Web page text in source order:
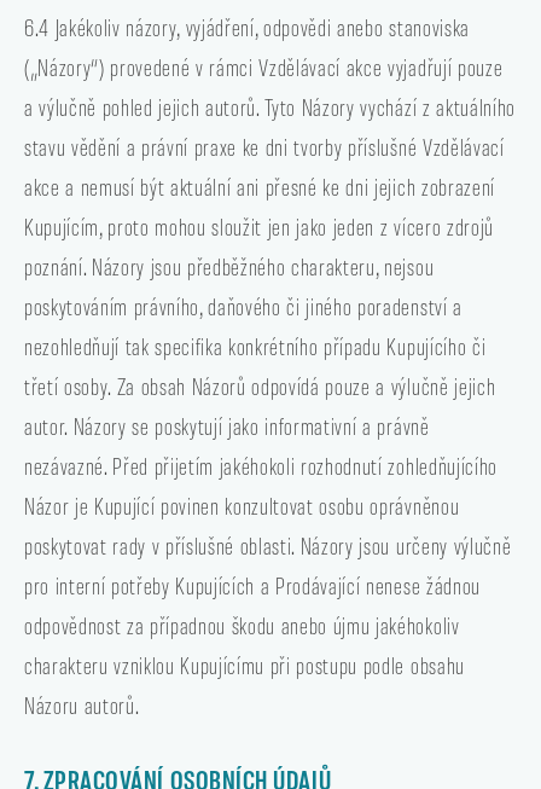
6.4 Jakékoliv názory, vyjádření, odpovědi anebo stanoviska
(„Názory“) provedené v rámci Vzdělávací akce vyjadřují pouze
a výlučně pohled jejich autorů. Tyto Názory vychází z aktuálního
stavu vědění a právní praxe ke dni tvorby příslušné Vzdělávací
akce a nemusí být aktuální ani přesné ke dni jejich zobrazení
Kupujícím, proto mohou sloužit jen jako jeden z vícero zdrojů
poznání. Názory jsou předběžného charakteru, nejsou
poskytováním právního, daňového či jiného poradenství a
nezohledňují tak specifika konkrétního případu Kupujícího či
třetí osoby. Za obsah Názorů odpovídá pouze a výlučně jejich
autor. Názory se poskytují jako informativní a právně
nezávazné. Před přijetím jakéhokoli rozhodnutí zohledňujícího
Názor je Kupující povinen konzultovat osobu oprávněnou
poskytovat rady v příslušné oblasti. Názory jsou určeny výlučně
pro interní potřeby Kupujících a Prodávající nenese žádnou
odpovědnost za případnou škodu anebo újmu jakéhokoliv
charakteru vzniklou Kupujícímu při postupu podle obsahu
Názoru autorů.
7. ZPRACOVÁNÍ OSOBNÍCH ÚDAJŮ